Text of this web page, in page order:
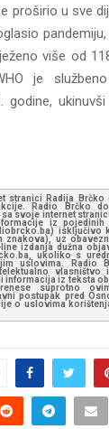
proširio u sve
više od
je
godine,
stranici Radija Brčko
Radio Brčko
svoje internet
iz pojedinih
isključivo
znakova), uz
izdanja dužna
ukoliko s
uslovima. Radio
vlasništvo
iz teksta
suprotno
postupak pred
o uslovima